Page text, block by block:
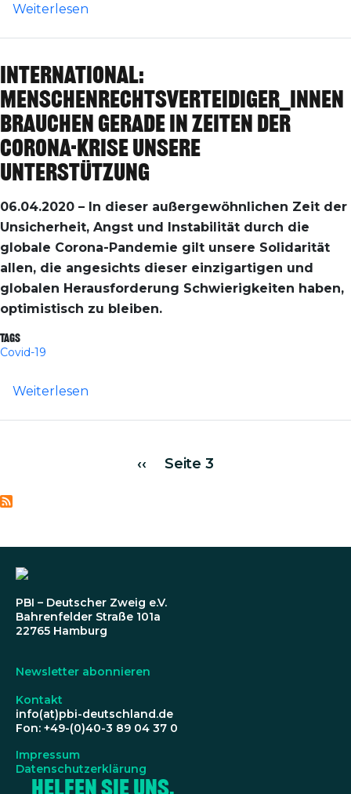
Weiterlesen
International:
Menschenrechtsverteidiger_innen
brauchen gerade in Zeiten der
Corona-Krise unsere
Unterstützung
06.04.2020 – In dieser außergewöhnlichen Zeit der
Unsicherheit, Angst und Instabilität durch die
globale Corona-Pandemie gilt unsere Solidarität
allen, die angesichts dieser einzigartigen und
globalen Herausforderung Schwierigkeiten haben,
optimistisch zu bleiben.
Tags
Covid-19
Weiterlesen
SeitennummerierungVorherige Seite
‹‹ Seite 3
PBI – Deutscher Zweig e.V.
Bahrenfelder Straße 101a
22765 Hamburg
Newsletter abonnieren
Kontakt
info(at)pbi-deutschland.de
Fon: +49-(0)40-3 89 04 37 0
Impressum
Datenschutzerklärung